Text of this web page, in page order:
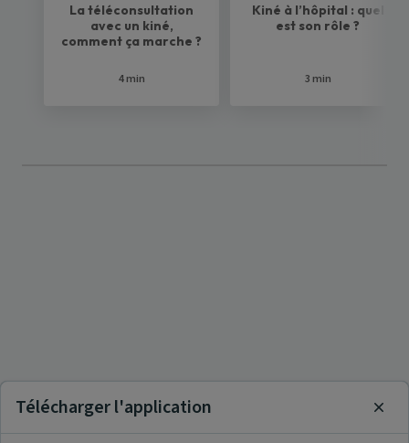
La téléconsultation
avec un kiné,
comment ça marche ?
4 min
Kiné à l’hôpital : quel
est son rôle ?
3 min
Télécharger l'application